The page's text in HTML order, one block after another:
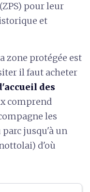
pour leur
et
zone protégée est
il faut acheter
des
comprend
les
jusqu'à un
d'où